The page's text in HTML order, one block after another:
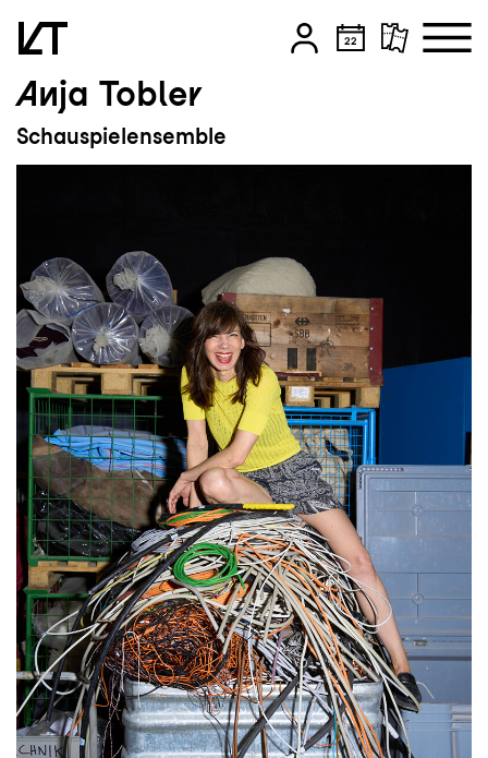
Zum Hauptinhalt springen
Zum Footer springen
Anja Tobler
Schauspielensemble